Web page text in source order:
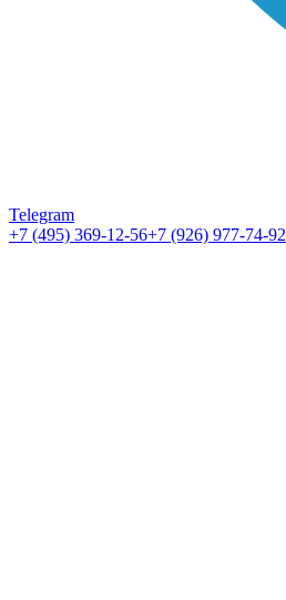
Telegram
+7 (495) 369-12-56+7 (926) 977-74-92